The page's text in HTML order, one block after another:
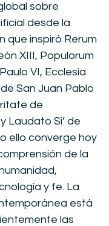
sobre
desde la
que inspiró Rerum
XIII, Populorum
VI, Ecclesia
San Juan Pablo
de
Laudato Si’ de
ello converge hoy
de la
y fe. La
está
las